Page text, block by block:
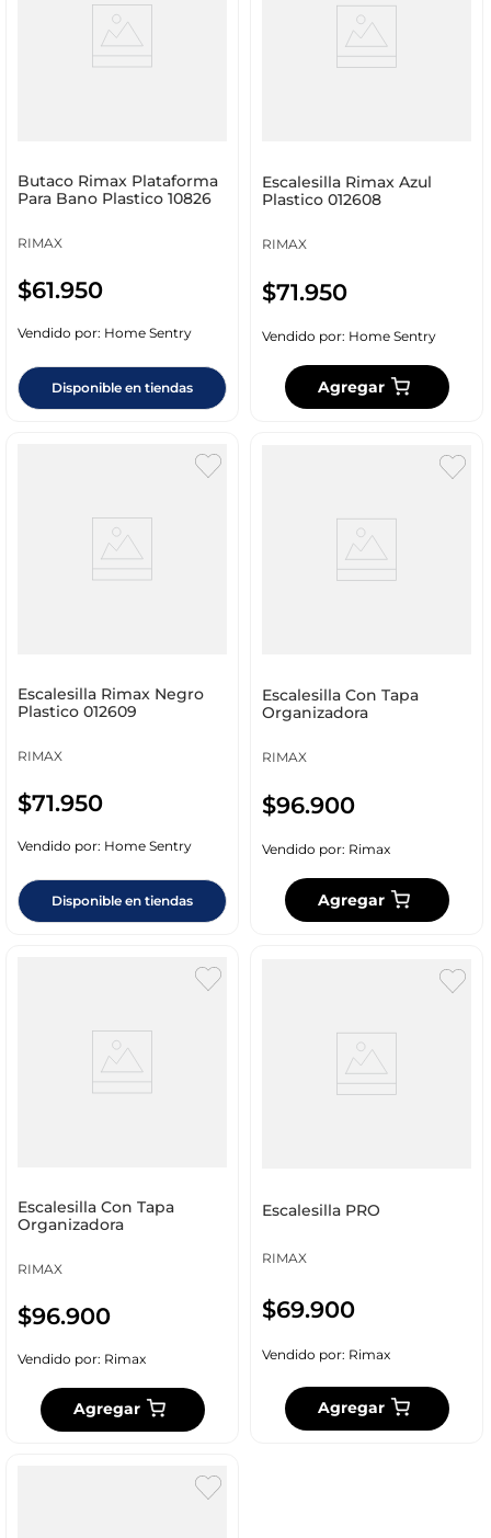
Butaco Rimax Plataforma
Para Bano Plastico 10826
RIMAX
$61.950
Vendido por: Home Sentry
Disponible en tiendas
Escalesilla Rimax Azul
Plastico 012608
RIMAX
$71.950
Vendido por: Home Sentry
Agregar
Escalesilla Rimax Negro
Plastico 012609
RIMAX
$71.950
Vendido por: Home Sentry
Disponible en tiendas
Escalesilla Con Tapa
Organizadora
RIMAX
$96.900
Vendido por: Rimax
Agregar
Escalesilla Con Tapa
Organizadora
RIMAX
$96.900
Vendido por: Rimax
Agregar
Escalesilla PRO
RIMAX
$69.900
Vendido por: Rimax
Agregar